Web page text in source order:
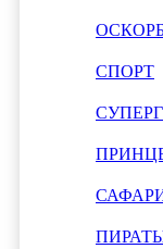
СПОРТ